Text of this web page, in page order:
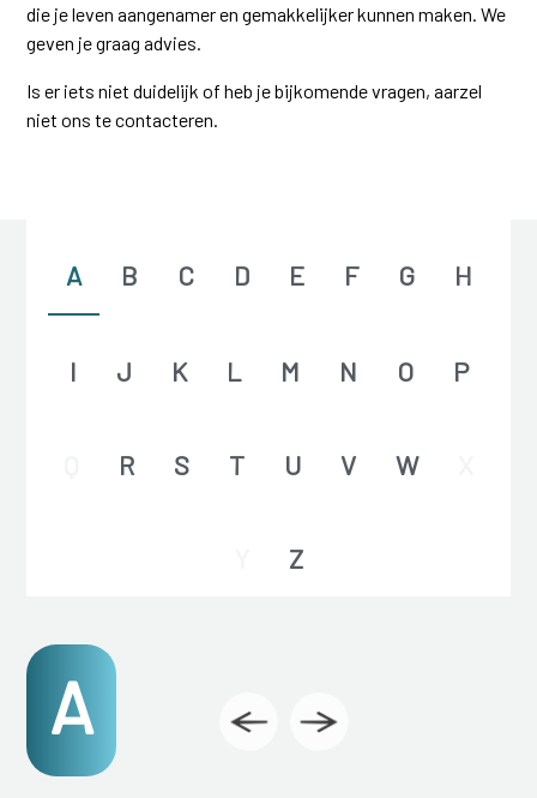
die je leven aangenamer en gemakkelijker kunnen maken. We
geven je graag advies.
Is er iets niet duidelijk of heb je bijkomende vragen, aarzel
niet ons te contacteren.
A B C D E F G H
I J K L M N O P
R S T U V W
Z
A